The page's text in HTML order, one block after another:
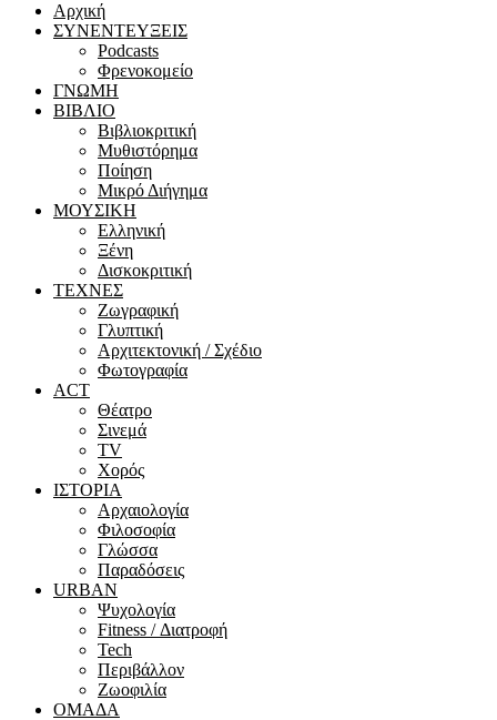
Αρχική
ΣΥΝΕΝΤΕΥΞΕΙΣ
Podcasts
Φρενοκομείο
ΓΝΩΜΗ
ΒΙΒΛΙΟ
Βιβλιοκριτική
Μυθιστόρημα
Ποίηση
Μικρό Διήγημα
ΜΟΥΣΙΚΗ
Ελληνική
Ξένη
Δισκοκριτική
ΤΕΧΝΕΣ
Ζωγραφική
Γλυπτική
Αρχιτεκτονική / Σχέδιο
Φωτογραφία
ACT
Θέατρο
Σινεμά
ΤV
Χορός
ΙΣΤΟΡΙΑ
Αρχαιολογία
Φιλοσοφία
Γλώσσα
Παραδόσεις
URBAN
Ψυχολογία
Fitness / Διατροφή
Tech
Περιβάλλον
Ζωοφιλία
ΟΜΑΔΑ